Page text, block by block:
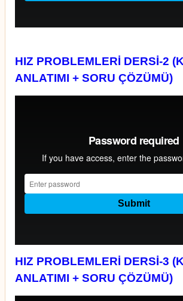
HIZ PROBLEMLERİ DERSİ-2
ANLATIMI + SORU ÇÖZÜMÜ)
HIZ PROBLEMLERİ DERSİ-3
ANLATIMI + SORU ÇÖZÜMÜ)